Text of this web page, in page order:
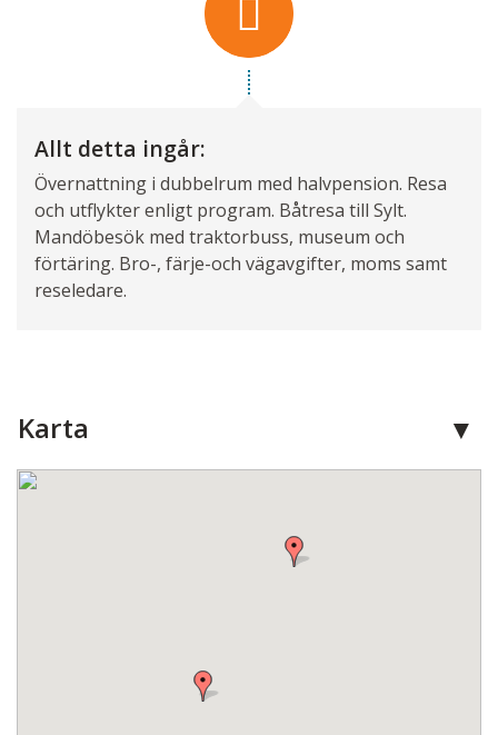
Allt detta ingår:
Övernattning i dubbelrum med halvpension. Resa
och utflykter enligt program. Båtresa till Sylt.
Mandöbesök med traktorbuss, museum och
förtäring. Bro-, färje-och vägavgifter, moms samt
reseledare.
Karta